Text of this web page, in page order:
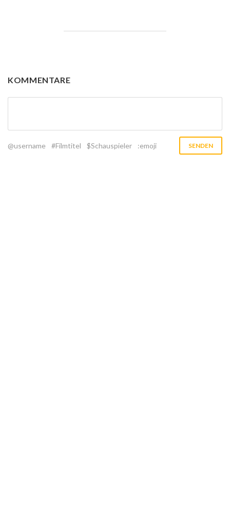
KOMMENTARE
@username #Filmtitel $Schauspieler :emoji